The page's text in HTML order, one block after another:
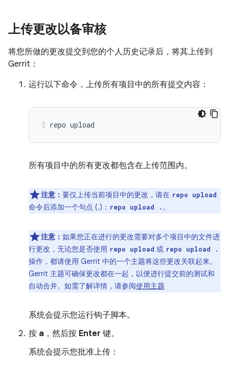
上传更改以备审核
将您所做的更改提交到您的个人历史记录后，将其上传到
Gerrit：
运行以下命令，上传所有项目中的所有提交内容：
repo upload
所有项目中的所有更改都包含在上传范围内。
注意： 要仅上传当前项目中的更改，请在 repo upload
命令后添加一个句点 (.)： repo upload . 。
注意： 如果您正在进行的更改需要对多个项目中的文件进
行更改，无论您是否使用 repo upload 或 repo upload .
操作，都请使用 Gerrit 中的一个主题将这些更改关联起来。
Gerrit 主题可确保更改都在一起，以便进行提交前的测试和
自动合并。如需了解详情，请参阅使用主题
系统会提示您运行钩子脚本。
按 a ，然后按 Enter 键。
系统会提示您批准上传：